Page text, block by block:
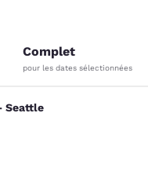
Complet
pour les dates sélectionnées
Seattle
commentaires